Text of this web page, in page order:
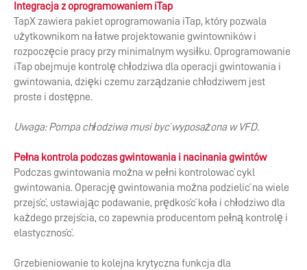
Integracja z oprogramowaniem iTap
TapX zawiera pakiet oprogramowania iTap, który pozwala
użytkownikom na łatwe projektowanie gwintowników i
rozpoczęcie pracy przy minimalnym wysiłku. Oprogramowanie
iTap obejmuje kontrolę chłodziwa dla operacji gwintowania i
gwintowania, dzięki czemu zarządzanie chłodziwem jest
proste i dostępne.
Uwaga: Pompa chłodziwa musi być wyposażona w VFD.
Pełna kontrola podczas gwintowania i nacinania gwintów
Podczas gwintowania można w pełni kontrolować cykl
gwintowania. Operację gwintowania można podzielić na wiele
przejść, ustawiając podawanie, prędkość koła i chłodziwo dla
każdego przejścia, co zapewnia producentom pełną kontrolę i
elastyczność.
Grzebieniowanie to kolejna krytyczna funkcja dla